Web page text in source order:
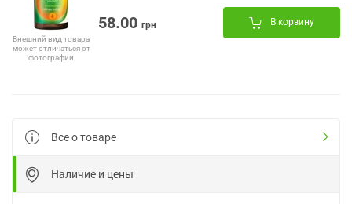
Внешний вид товара
может отличаться от
фотографии
58.00 грн В корзину
Все о товаре
Наличие и цены